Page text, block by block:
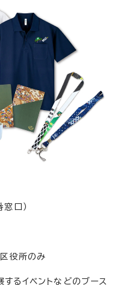
口）
区役所のみ
るイベントなどのブース